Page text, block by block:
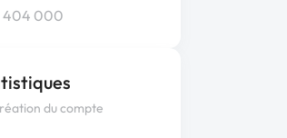
404 000
du compte